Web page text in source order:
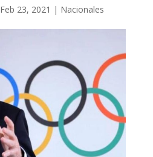
Feb 23, 2021 | Nacionales